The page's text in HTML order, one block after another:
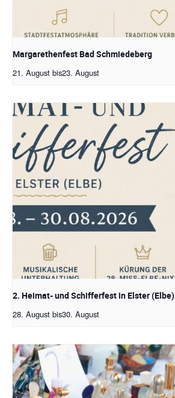
Margarethenfest Bad Schmiedeberg
21. August bis23. August
2. Heimat- und Schifferfest in Elster (Elbe)
28. August bis30. August